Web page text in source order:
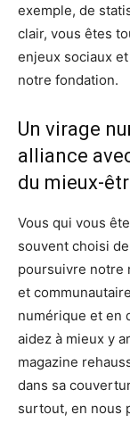
exemple, de
clair, vous êtes
enjeux sociaux
notre fondation.
Un virage
alliance
du mieux-
Vous qui vous
souvent choisi
poursuivre notre
et
numérique et en
aidez à mieux y
magazine
dans sa
surtout, en nous